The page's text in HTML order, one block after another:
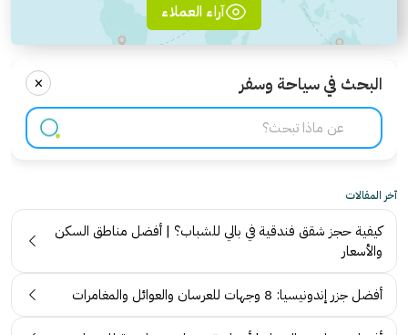
آراء العملاء
البحث في سياحة وسفر ×
آخر المقالات
كيفية حجز شقق فندقية في بالي للشباب؟ | أفضل مناطق السكن
والأسعار
أفضل جزر إندونيسيا: 8 وجهات للعرسان والعوائل والمغامرات